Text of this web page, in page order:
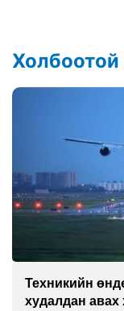
Холбоотой
Техникийн
худалдан авах